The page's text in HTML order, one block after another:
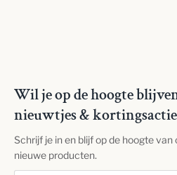
Wil je op de hoogte
nieuwtjes &
Schrijf je in en blijf op de hoogte
nieuwe producten.